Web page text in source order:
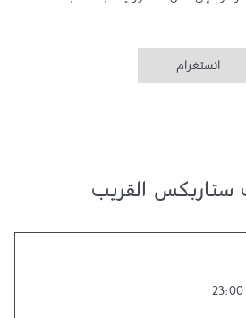
انستغرام
ستاربكس القريب
23:00